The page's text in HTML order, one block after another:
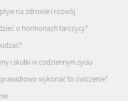
na zdrowie i rozwój
o hormonach tarczycy?
i skutki w codziennym życiu
wykonać to ćwiczenie?